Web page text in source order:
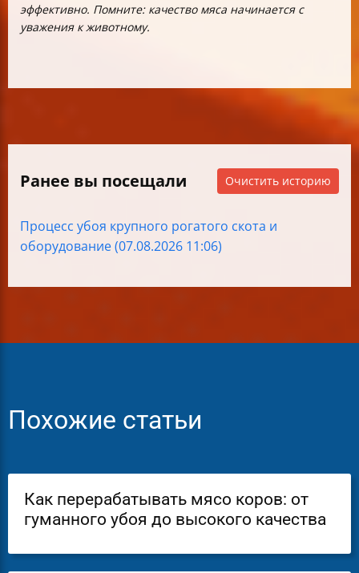
эффективно. Помните: качество мяса начинается с
уважения к животному.
Ранее вы посещали Очистить историю
Процесс убоя крупного рогатого скота и
оборудование (07.08.2026 11:06)
Похожие статьи
Как перерабатывать мясо коров: от
гуманного убоя до высокого качества